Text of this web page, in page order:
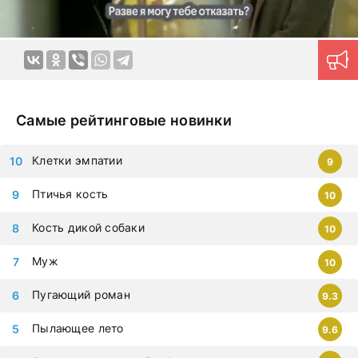
эмоций в домашней обстановке в любое удобное время.
Продуманная навигация поможет моментально найти
нужный контент.Новые серии на дорама клуб
загружаются ежедневно, приступайте к просмотру
можно смотреть на любых гаджетах – iphone, android,
Самые рейтинговые новинки
Пылающее лето 9.6
Пугающий роман 9.3
Муж 10
Кость дикой собаки 10
Птичья кость 10
Клетки эмпатии 9